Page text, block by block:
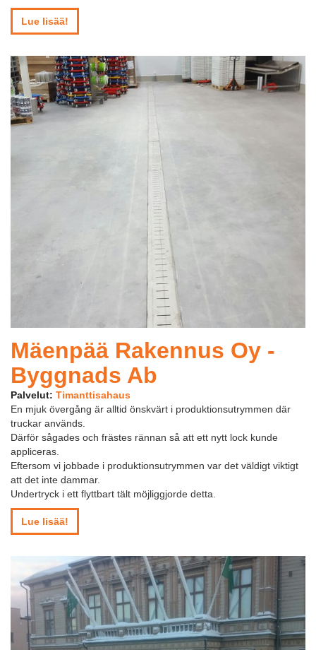
Lue lisää!
Mäenpää Rakennus Oy -
Byggnads Ab
Palvelut: Timanttisahaus
En mjuk övergång är alltid önskvärt i produktionsutrymmen där
truckar används.
Därför sågades och frästes rännan så att ett nytt lock kunde
appliceras.
Eftersom vi jobbade i produktionsutrymmen var det väldigt viktigt
att det inte dammar.
Undertryck i ett flyttbart tält möjliggjorde detta.
Lue lisää!